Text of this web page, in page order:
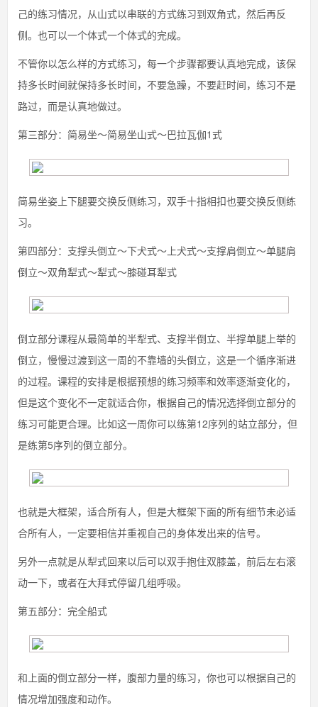
己的练习情况，从山式以串联的方式练习到双角式，然后再反
侧。也可以一个体式一个体式的完成。
不管你以怎么样的方式练习，每一个步骤都要认真地完成，该保
持多长时间就保持多长时间，不要急躁，不要赶时间，练习不是
路过，而是认真地做过。
第三部分：简易坐～简易坐山式～巴拉瓦伽1式
简易坐姿上下腿要交换反侧练习，双手十指相扣也要交换反侧练
习。
第四部分：支撑头倒立～下犬式～上犬式～支撑肩倒立～单腿肩
倒立～双角犁式～犁式～膝碰耳犁式
倒立部分课程从最简单的半犁式、支撑半倒立、半撑单腿上举的
倒立，慢慢过渡到这一周的不靠墙的头倒立，这是一个循序渐进
的过程。课程的安排是根据预想的练习频率和效率逐渐变化的，
但是这个变化不一定就适合你，根据自己的情况选择倒立部分的
练习可能更合理。比如这一周你可以练第12序列的站立部分，但
是练第5序列的倒立部分。
也就是大框架，适合所有人，但是大框架下面的所有细节未必适
合所有人，一定要相信并重视自己的身体发出来的信号。
另外一点就是从犁式回来以后可以双手抱住双膝盖，前后左右滚
动一下，或者在大拜式停留几组呼吸。
第五部分：完全船式
和上面的倒立部分一样，腹部力量的练习，你也可以根据自己的
情况增加强度和动作。